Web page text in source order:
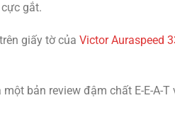
gắt.
giấy tờ của Victor Auraspeed
bản review đậm chất E-E-